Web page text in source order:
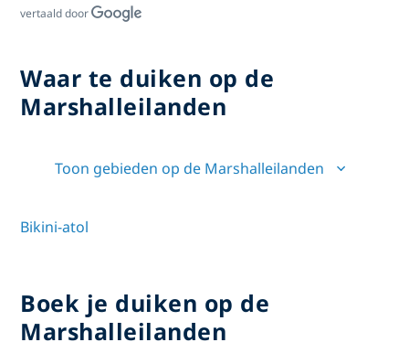
vertaald door
Waar te duiken op de
Marshalleilanden
Toon gebieden op de Marshalleilanden
Bikini-atol
Boek je duiken op de
Marshalleilanden